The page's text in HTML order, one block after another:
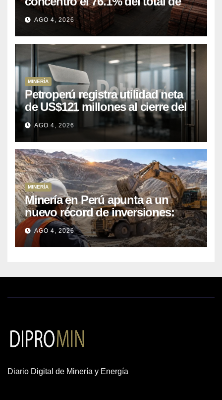
las exportaciones nacionales
entre enero y abril de 2026
AGO 4, 2026
MINERÍA
Petroperú registra utilidad neta
de US$121 millones al cierre del
primer semestre 2026
AGO 4, 2026
MINERÍA
Minería en Perú apunta a un
nuevo récord de inversiones:
crecen los petitorios y el FMI
insta a destrabar proyectos
AGO 4, 2026
Diario Digital de Minería y Energía